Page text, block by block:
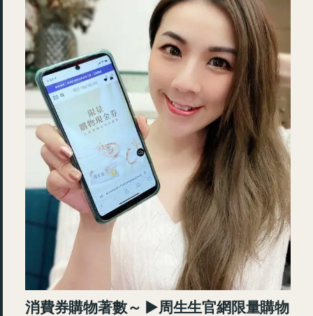
消費券購物著數～ ►周生生官網限量購物